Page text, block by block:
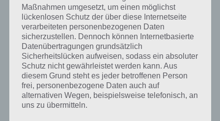
Einträge anzeigen
Suchen:
Maßnahmen umgesetzt, um einen möglichst
lückenlosen Schutz der über diese Internetseite
verarbeiteten personenbezogenen Daten
sicherzustellen. Dennoch können Internetbasierte
Datenübertragungen grundsätzlich
Sicherheitslücken aufweisen, sodass ein absoluter
Schutz nicht gewährleistet werden kann. Aus
diesem Grund steht es jeder betroffenen Person
frei, personenbezogene Daten auch auf
alternativen Wegen, beispielsweise telefonisch, an
uns zu übermitteln.